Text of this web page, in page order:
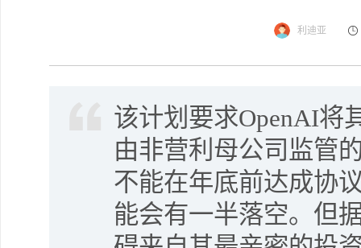
利迪亚
该计划要求OpenAI将
由非营利母公司监管
不能在年底前达成协
能会有一半落空。但